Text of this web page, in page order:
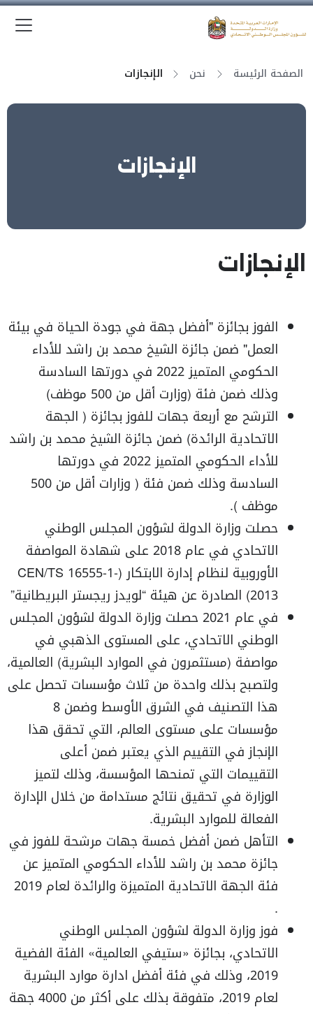
الصفحة الرئيسة نحن الإنجازات
الإنجازات
الإنجازات
الفوز بجائزة "أفضل جهة في جودة الحياة في بيئة
العمل" ضمن جائزة الشيخ محمد بن راشد للأداء
الحكومي المتميز 2022 في دورتها السادسة
وذلك ضمن فئة (وزارت أقل من 500 موظف)
الترشح مع أربعة جهات للفوز بجائزة ( الجهة
الاتحادية الرائدة) ضمن جائزة الشيخ محمد بن راشد
للأداء الحكومي المتميز 2022 في دورتها
السادسة وذلك ضمن فئة ( وزارات أقل من 500
موظف ).
حصلت وزارة الدولة لشؤون المجلس الوطني
الاتحادي في عام 2018 على شهادة المواصفة
الأوروبية لنظام إدارة الابتكار (CEN/TS 16555-1-
2013) الصادرة عن هيئة “لويدز ريجستر البريطانية”
في عام 2021 حصلت وزارة الدولة لشؤون المجلس
الوطني الاتحادي، على المستوى الذهبي في
مواصفة (مستثمرون في الموارد البشرية) العالمية،
ولتصبح بذلك واحدة من ثلاث مؤسسات تحصل على
هذا التصنيف في الشرق الأوسط وضمن 8
مؤسسات على مستوى العالم، التي تحقق هذا
الإنجاز في التقييم الذي يعتبر ضمن أعلى
التقييمات التي تمنحها المؤسسة، وذلك لتميز
الوزارة في تحقيق نتائج مستدامة من خلال الإدارة
الفعالة للموارد البشرية.
التأهل ضمن أفضل خمسة جهات مرشحة للفوز في
جائزة محمد بن راشد للأداء الحكومي المتميز عن
فئة الجهة الاتحادية المتميزة والرائدة لعام 2019
.
فوز وزارة الدولة لشؤون المجلس الوطني
الاتحادي، بجائزة «ستيفي العالمية» الفئة الفضية
2019، وذلك في فئة أفضل ادارة موارد البشرية
لعام 2019، متفوقة بذلك على أكثر من 4000 جهة